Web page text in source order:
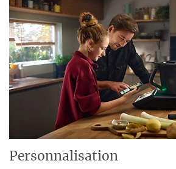
Personnalisation